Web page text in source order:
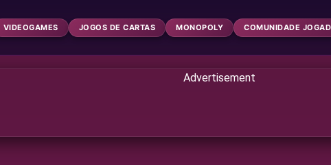
VIDEOGAMES JOGOS DE CARTAS MONOPOLY COMUNIDADE